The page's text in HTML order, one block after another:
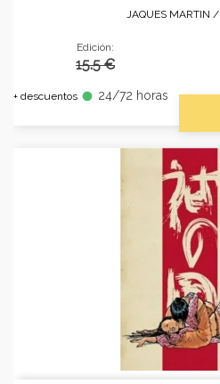
JAQUES MARTIN /
Edición:
15.5 €
+ descuentos fiber_manual_record 24/72 horas